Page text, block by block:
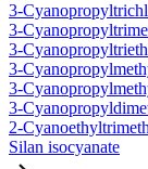
3-
3-
3-
3-
3-
3-
2-
Silan isocyanate